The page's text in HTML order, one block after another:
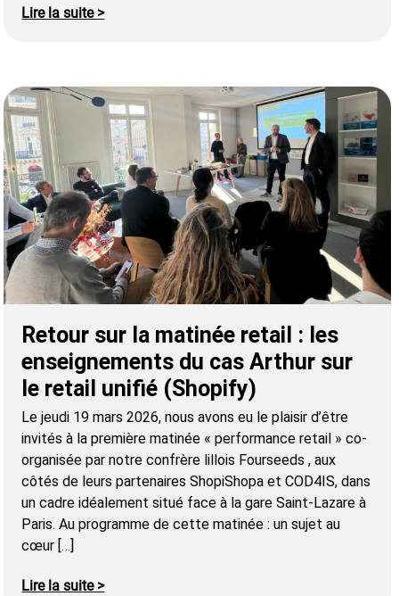
Lire la suite >
Retour sur la matinée retail : les
enseignements du cas Arthur sur
le retail unifié (Shopify)
Le jeudi 19 mars 2026, nous avons eu le plaisir d’être
invités à la première matinée « performance retail » co-
organisée par notre confrère lillois Fourseeds , aux
côtés de leurs partenaires ShopiShopa et COD4IS, dans
un cadre idéalement situé face à la gare Saint-Lazare à
Paris. Au programme de cette matinée : un sujet au
cœur […]
Lire la suite >